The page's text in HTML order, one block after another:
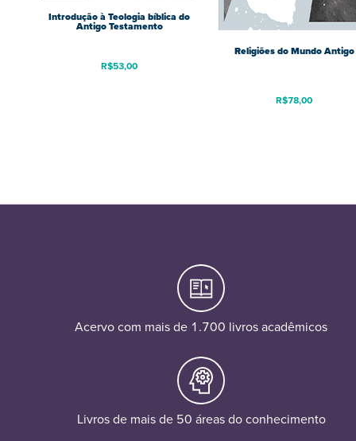
Introdução à Teologia bíblica do
Antigo Testamento
R$53,00
Religiões do Mundo Antigo
R$78,00
Acervo com mais de 1.700 livros acadêmicos
Livros de mais de 50 áreas do conhecimento